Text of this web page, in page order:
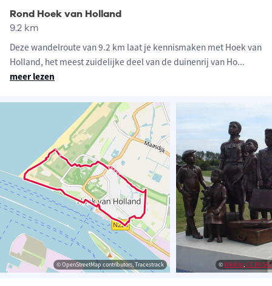
Rond Hoek van Holland
9.2 km
Deze wandelroute van 9.2 km laat je kennismaken met Hoek van
Holland, het meest zuidelijke deel van de duinenrij van Ho...
meer lezen
© OpenStreetMap contributors, Tracestrack ©Wikifrits,CC BY-SA